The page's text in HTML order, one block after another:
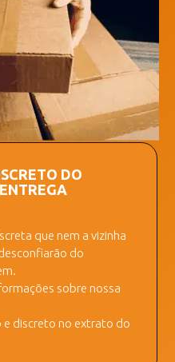
DO
que nem a vizinha
do
sobre nossa
discreto no extrato do